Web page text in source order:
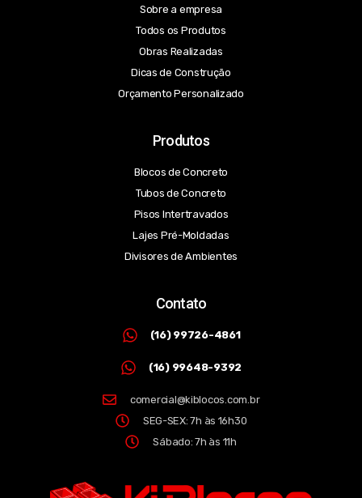
Sobre a empresa
Todos os Produtos
Obras Realizadas
Dicas de Construção
Orçamento Personalizado
Produtos
Blocos de Concreto
Tubos de Concreto
Pisos Intertravados
Lajes Pré-Moldadas
Divisores de Ambientes
Contato
(16) 99726-4861
(16) 99648-9392
comercial@kiblocos.com.br
SEG-SEX: 7h às 16h30
Sábado: 7h às 11h